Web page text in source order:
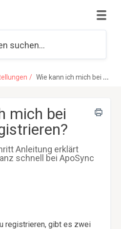
Wie kann ich mich bei ApoSync registrieren?
mich bei
Anleitung erklärt
schnell bei ApoSync
registrieren, gibt es zwei